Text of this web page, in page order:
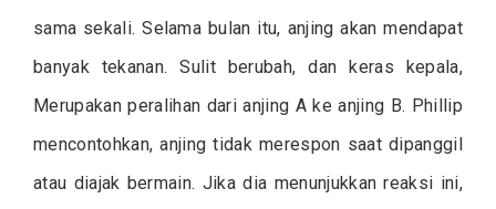
sama sekali. Selama bulan itu, anjing akan mendapat
banyak tekanan. Sulit berubah, dan keras kepala,
Merupakan peralihan dari anjing A ke anjing B. Phillip
mencontohkan, anjing tidak merespon saat dipanggil
atau diajak bermain. Jika dia menunjukkan reaksi ini,